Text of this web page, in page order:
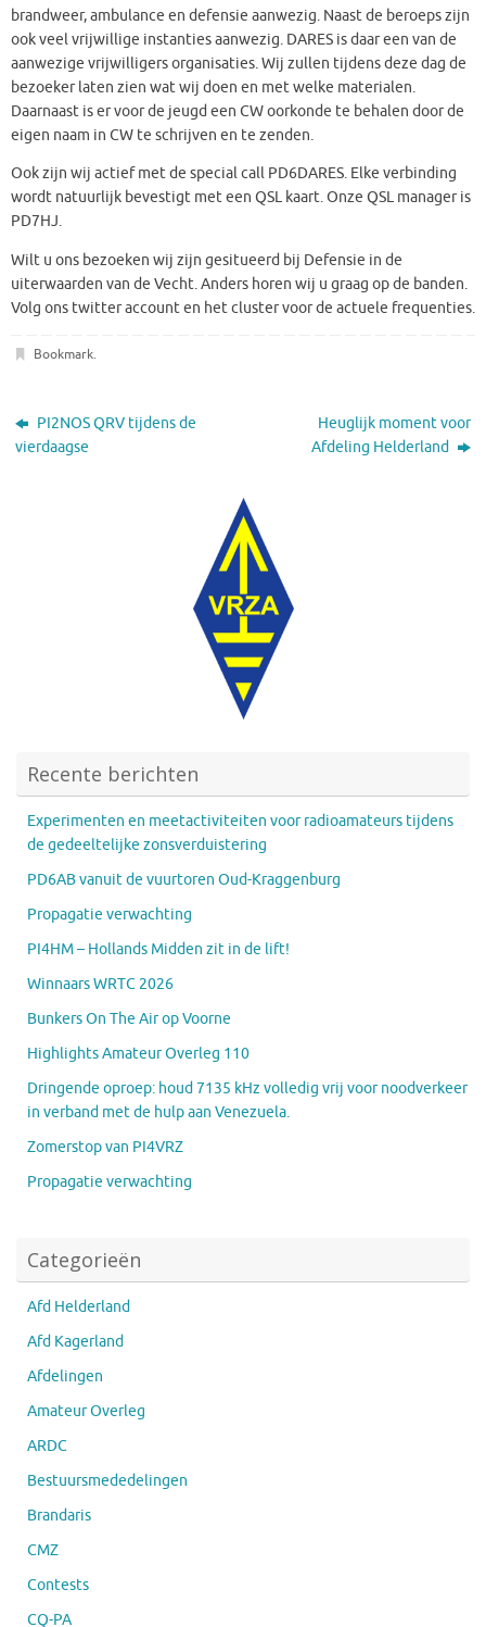
brandweer, ambulance en defensie aanwezig. Naast de beroeps zijn
ook veel vrijwillige instanties aanwezig. DARES is daar een van de
aanwezige vrijwilligers organisaties. Wij zullen tijdens deze dag de
bezoeker laten zien wat wij doen en met welke materialen.
Daarnaast is er voor de jeugd een CW oorkonde te behalen door de
eigen naam in CW te schrijven en te zenden.
Ook zijn wij actief met de special call PD6DARES. Elke verbinding
wordt natuurlijk bevestigt met een QSL kaart. Onze QSL manager is
PD7HJ.
Wilt u ons bezoeken wij zijn gesitueerd bij Defensie in de
uiterwaarden van de Vecht. Anders horen wij u graag op de banden.
Volg ons twitter account en het cluster voor de actuele frequenties.
Bookmark.
PI2NOS QRV tijdens de
vierdaagse
Heuglijk moment voor
Afdeling Helderland
Recente berichten
Experimenten en meetactiviteiten voor radioamateurs tijdens
de gedeeltelijke zonsverduistering
PD6AB vanuit de vuurtoren Oud-Kraggenburg
Propagatie verwachting
PI4HM – Hollands Midden zit in de lift!
Winnaars WRTC 2026
Bunkers On The Air op Voorne
Highlights Amateur Overleg 110
Dringende oproep: houd 7135 kHz volledig vrij voor noodverkeer
in verband met de hulp aan Venezuela.
Zomerstop van PI4VRZ
Propagatie verwachting
Categorieën
Afd Helderland
Afd Kagerland
Afdelingen
Amateur Overleg
ARDC
Bestuursmededelingen
Brandaris
CMZ
Contests
CQ-PA